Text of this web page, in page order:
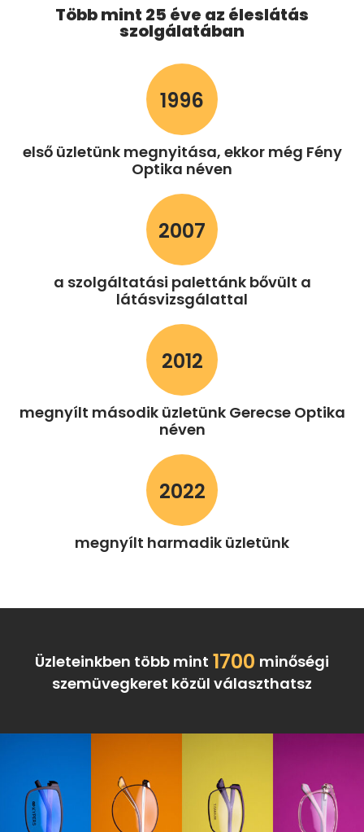
Több mint 25 éve az éleslátás
szolgálatában
1996
első üzletünk megnyitása, ekkor még Fény
Optika néven
2007
a szolgáltatási palettánk bővült a
látásvizsgálattal
2012
megnyílt második üzletünk Gerecse Optika
néven
2022
megnyílt harmadik üzletünk
Üzleteinkben több mint 1700 minőségi
szemüvegkeret közül választhatsz